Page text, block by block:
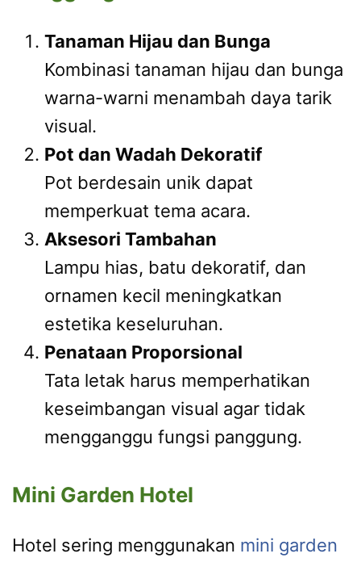
Tanaman Hijau dan Bunga
Kombinasi tanaman hijau dan bunga
warna-warni menambah daya tarik
visual.
Pot dan Wadah Dekoratif
Pot berdesain unik dapat
memperkuat tema acara.
Aksesori Tambahan
Lampu hias, batu dekoratif, dan
ornamen kecil meningkatkan
estetika keseluruhan.
Penataan Proporsional
Tata letak harus memperhatikan
keseimbangan visual agar tidak
mengganggu fungsi panggung.
Mini Garden Hotel
Hotel sering menggunakan mini garden